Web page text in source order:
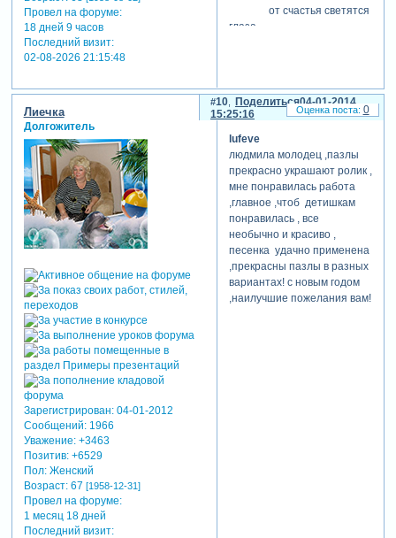
Провел на форуме:
18 дней 9 часов
Последний визит:
02-08-2026 21:15:48
от счастья светятся
глаза,
Поделиться
10
04-01-2014
15:25:16
Лиечка
Долгожитель
Зарегистрирован: 04-01-2012
Сообщений:1966
Уважение: +3463
Позитив: +6529
Пол:Женский
Возраст:67 [1958-12-31]
Провел на форуме:
1 месяц 18 дней
Последний визит:
lufeve
людмила молодец ,пазлы
прекрасно украшают ролик ,
мне понравилась работа
,главное ,чтоб детишкам
понравилась , все
необычно и красиво ,
песенка удачно применена
,прекрасны пазлы в разных
вариантах! с новым годом
,наилучшие пожелания вам!
0